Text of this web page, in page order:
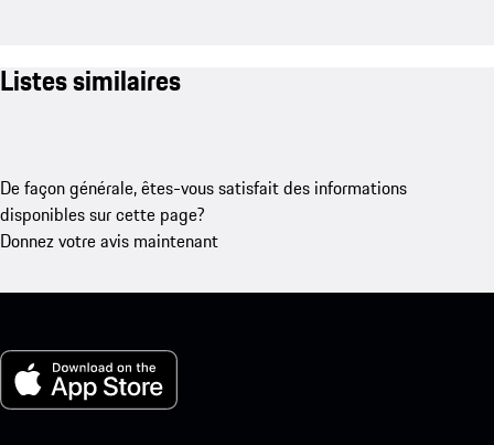
Listes similaires
De façon générale, êtes-vous satisfait des informations
disponibles sur cette page?
Donnez votre avis maintenant